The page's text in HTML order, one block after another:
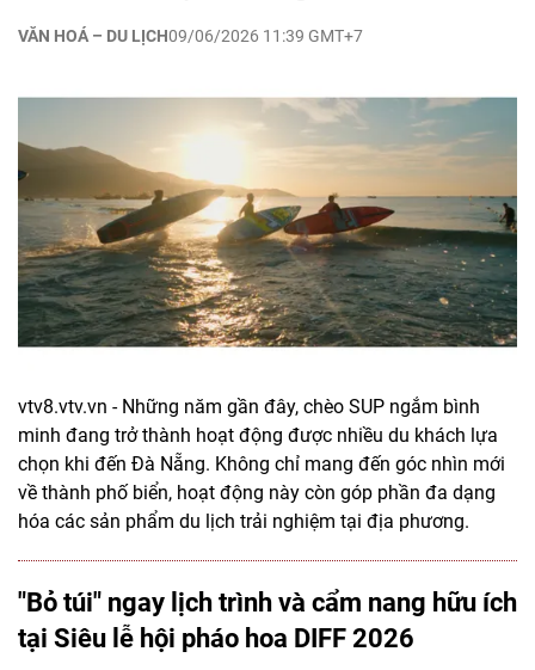
VĂN HOÁ – DU LỊCH09/06/2026 11:39 GMT+7
vtv8.vtv.vn - Những năm gần đây, chèo SUP ngắm bình
minh đang trở thành hoạt động được nhiều du khách lựa
chọn khi đến Đà Nẵng. Không chỉ mang đến góc nhìn mới
về thành phố biển, hoạt động này còn góp phần đa dạng
hóa các sản phẩm du lịch trải nghiệm tại địa phương.
"Bỏ túi" ngay lịch trình và cẩm nang hữu ích
tại Siêu lễ hội pháo hoa DIFF 2026